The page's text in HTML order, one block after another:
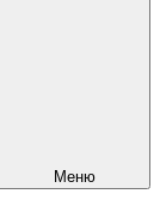
Меню